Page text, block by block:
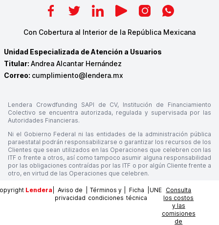
Con Cobertura al Interior de la República Mexicana
Unidad Especializada de Atención a Usuarios
Titular: Andrea Alcantar Hernández
Correo: cumplimiento@lendera.mx
Lendera Crowdfunding SAPI de CV, Institución de Financiamiento
Colectivo se encuentra autorizada, regulada y supervisada por las
Autoridades Financieras.
Ni el Gobierno Federal ni las entidades de la administración pública
paraestatal podrán responsabilizarse o garantizar los recursos de los
Clientes que sean utilizados en las Operaciones que celebren con las
ITF o frente a otros, así como tampoco asumir alguna responsabilidad
por las obligaciones contraídas por las ITF o por algún Cliente frente a
otro, en virtud de las Operaciones que celebren.
Lendera|
Aviso de
privacidad
Términos y
condiciones
Ficha
técnica
UNE
Consulta
los costos
y las
comisiones
de